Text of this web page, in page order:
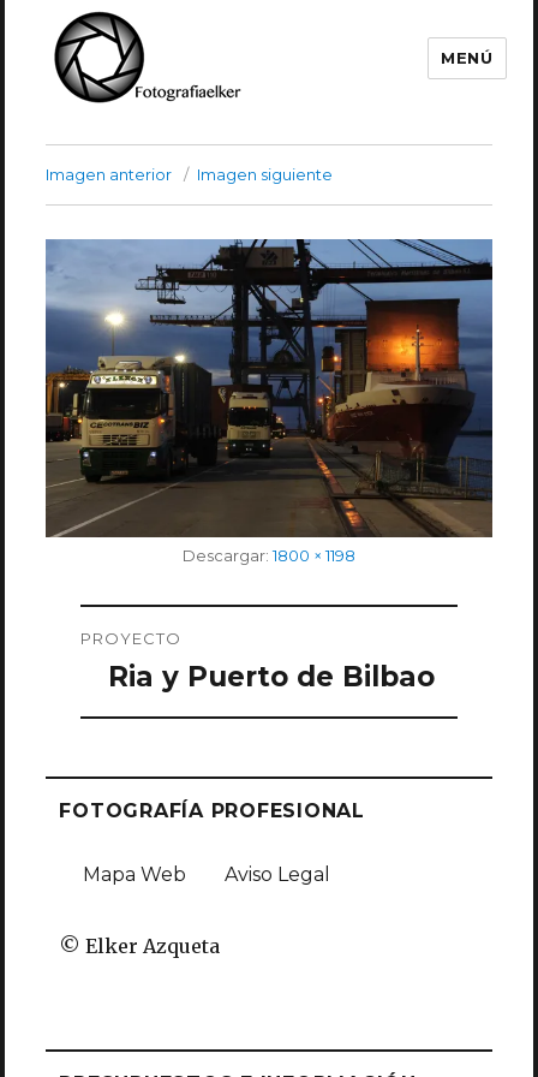
Fotografía Elker
MENÚ
Imagen anterior Imagen siguiente
Descargar:completo
1800 × 1198
de
entradas
PROYECTO
Ria y Puerto de Bilbao
FOTOGRAFÍA PROFESIONAL
Mapa Web Aviso Legal
© Elker Azqueta